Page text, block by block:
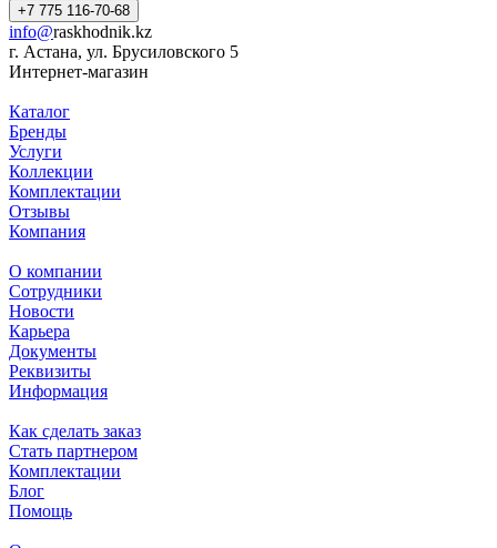
+7 775 116-70-68
info@raskhodnik.kz
г. Астана, ул. Брусиловского 5
Интернет-магазин
Каталог
Бренды
Услуги
Коллекции
Комплектации
Отзывы
Компания
О компании
Сотрудники
Новости
Карьера
Документы
Реквизиты
Информация
Как сделать заказ
Стать партнером
Комплектации
Блог
Помощь